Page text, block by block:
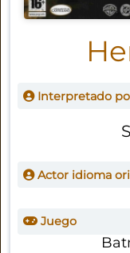
Interpretado
Actor idioma
Juego